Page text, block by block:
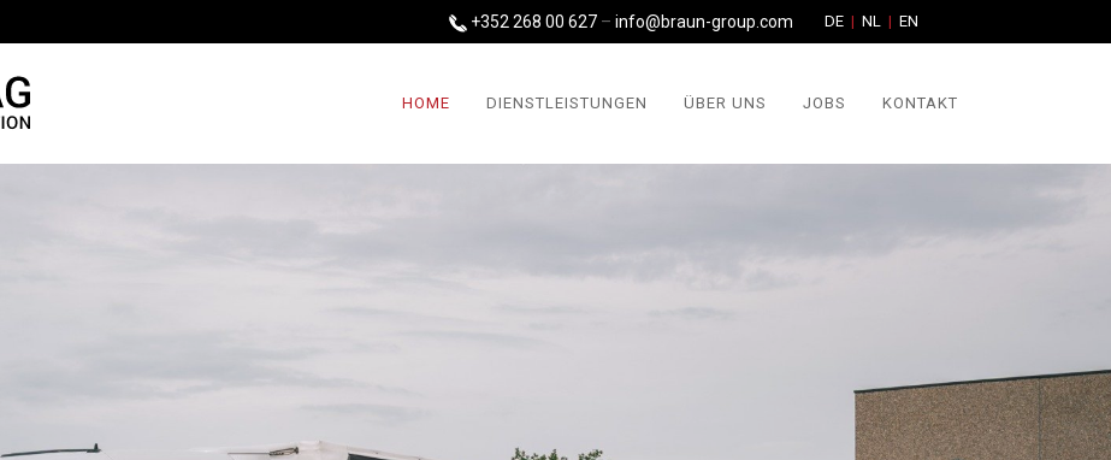
DE NL EN
+352 268 00 627 – info@braun-group.com
HOME DIENSTLEISTUNGEN ÜBER UNS JOBS KONTAKT